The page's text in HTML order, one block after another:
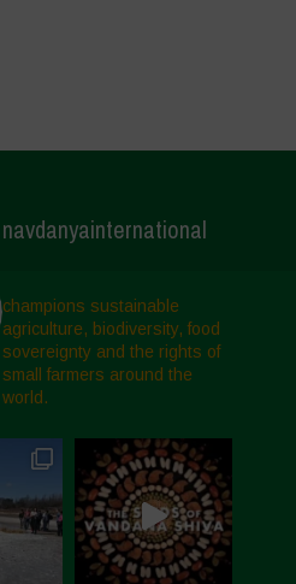
navdanyainternational
champions sustainable
agriculture, biodiversity, food
sovereignty and the rights of
small farmers around the
world.